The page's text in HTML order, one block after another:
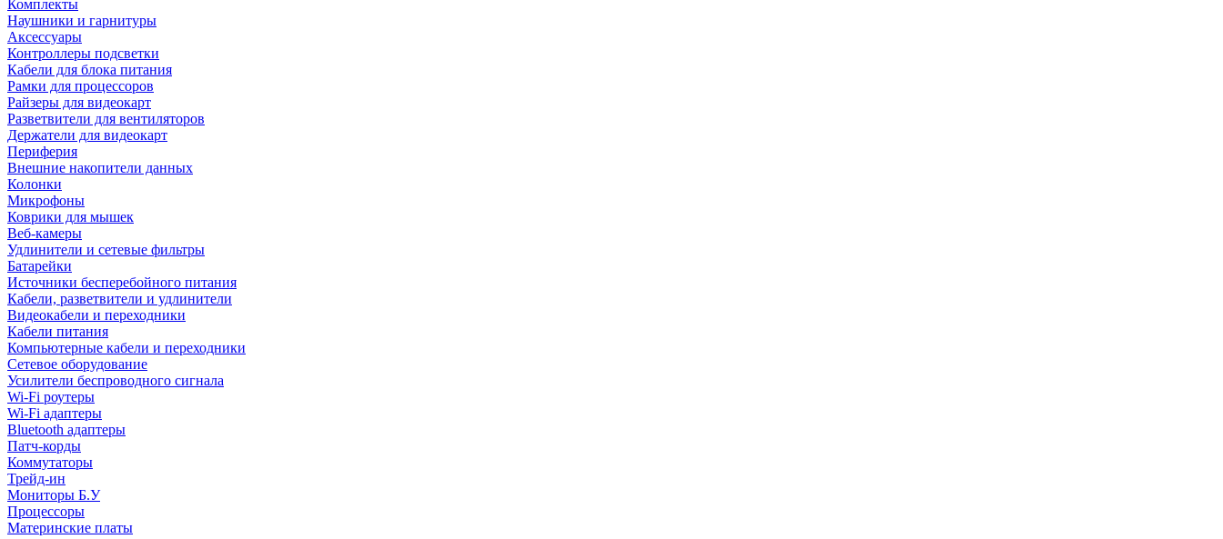
Комплекты
Наушники и гарнитуры
Аксессуары
Контроллеры подсветки
Кабели для блока питания
Рамки для процессоров
Райзеры для видеокарт
Разветвители для вентиляторов
Держатели для видеокарт
Периферия
Внешние накопители данных
Колонки
Микрофоны
Коврики для мышек
Веб-камеры
Удлинители и сетевые фильтры
Батарейки
Источники бесперебойного питания
Кабели, разветвители и удлинители
Видеокабели и переходники
Кабели питания
Компьютерные кабели и переходники
Сетевое оборудование
Усилители беспроводного сигнала
Wi-Fi роутеры
Wi-Fi адаптеры
Bluetooth адаптеры
Патч-корды
Коммутаторы
Трейд-ин
Мониторы Б.У
Процессоры
Материнские платы